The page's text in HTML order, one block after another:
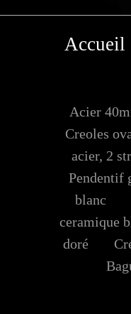
Accueil
Acier
Creoles
acier, 2
Pendentif
blanc
ceramique
doré